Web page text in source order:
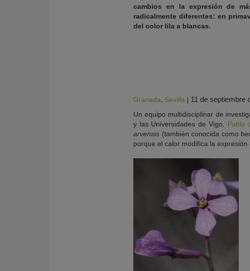
cambios en la expresión de
radicalmente diferentes: en
del color lila a blancas.
Granada Sevilla | 11 de septiembre
Un equipo multidisciplinar de
y las Universidades de Vigo, Pablo
arvensis (también conocida como
porque el calor modifica la expresión